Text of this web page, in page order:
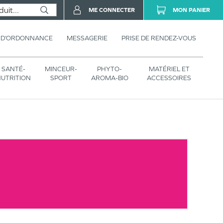
MESSAGERIE PRISE DE RENDEZ-VOUS
SANTÉ-
MINCEUR-
SPORT
PHYTO-
AROMA-BIO
MATÉRIEL ET
ACCESSOIRES
ME CONNECTER MON PANIER